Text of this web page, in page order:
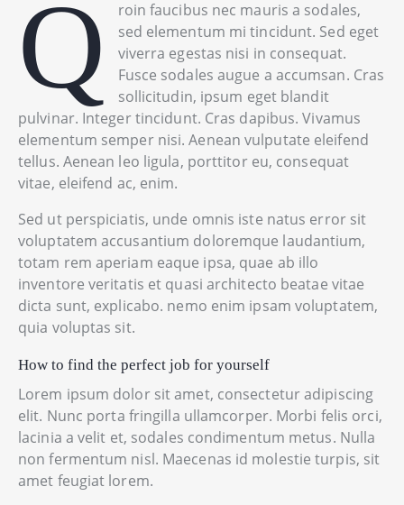
Q
roin faucibus nec mauris a sodales,
sed elementum mi tincidunt. Sed eget
viverra egestas nisi in consequat.
Fusce sodales augue a accumsan. Cras
sollicitudin, ipsum eget blandit
pulvinar. Integer tincidunt. Cras dapibus. Vivamus
elementum semper nisi. Aenean vulputate eleifend
tellus. Aenean leo ligula, porttitor eu, consequat
vitae, eleifend ac, enim.
Sed ut perspiciatis, unde omnis iste natus error sit
voluptatem accusantium doloremque laudantium,
totam rem aperiam eaque ipsa, quae ab illo
inventore veritatis et quasi architecto beatae vitae
dicta sunt, explicabo. nemo enim ipsam voluptatem,
quia voluptas sit.
How to find the perfect job for yourself
Lorem ipsum dolor sit amet, consectetur adipiscing
elit. Nunc porta fringilla ullamcorper. Morbi felis orci,
lacinia a velit et, sodales condimentum metus. Nulla
non fermentum nisl. Maecenas id molestie turpis, sit
amet feugiat lorem.